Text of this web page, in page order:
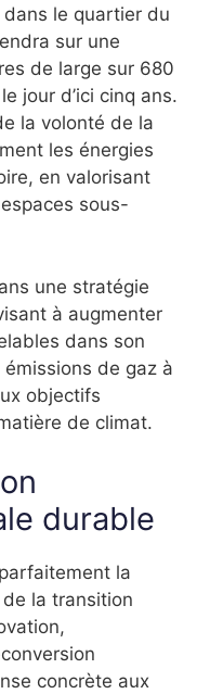
le quartier du
sur une
de large sur 680
jour d’ici cinq ans.
la volonté de la
les énergies
en valorisant
sous-
une stratégie
à augmenter
dans son
de gaz à
objectifs
de climat.
durable
la
la transition
concrète aux